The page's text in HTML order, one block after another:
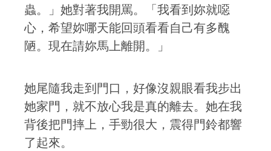
蟲。」她對著我開罵。「我看到妳就噁
心，希望妳哪天能回頭看看自己有多醜
陋。現在請妳馬上離開。」
她尾隨我走到門口，好像沒親眼看我步出
她家門，就不放心我是真的離去。她在我
背後把門摔上，手勁很大，震得門鈴都響
了起來。